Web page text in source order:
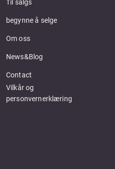
Til salgs
begynne å selge
Om oss
News&Blog
Contact
Vilkår og
personvernerklæring